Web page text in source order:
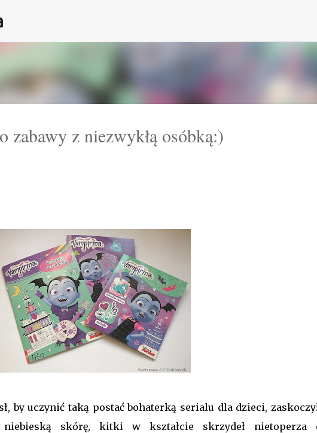
zabawy z niezwykłą osóbką:)
by uczynić taką postać bohaterką serialu dla dzieci,
skórę, kitki w kształcie skrzydeł nietoperza